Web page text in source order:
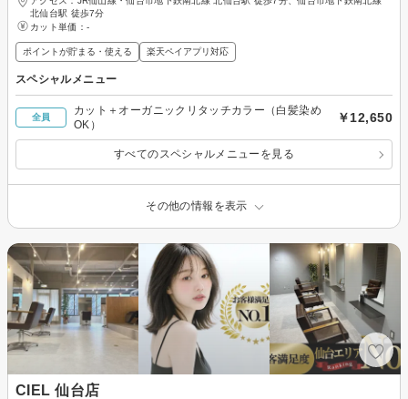
北仙台駅 徒歩7分
カット単価： -
ポイントが貯まる・使える 楽天ペイアプリ対応
スペシャルメニュー
全員
カット＋オーガニックリタッチカラー（白髪染め
OK）
￥12,650
すべてのスペシャルメニューを見る
その他の情報を表示
CIEL 仙台店